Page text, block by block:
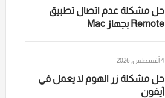
حل مشكلة عدم اتصال تطبيق
Remote بجهاز Mac
4 أغسطس, 2026
حل مشكلة زر الهوم لا يعمل في
آيفون